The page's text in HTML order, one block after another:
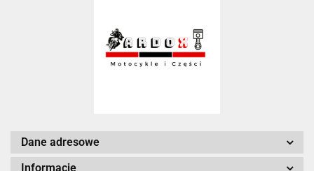
Dane adresowe
Informacje